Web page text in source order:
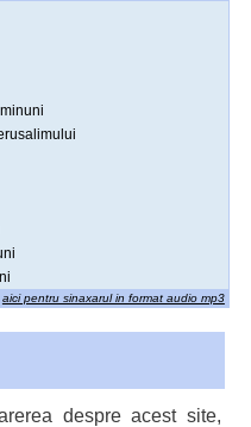
aici pentru sinaxarul in format audio mp3
despre acest site,